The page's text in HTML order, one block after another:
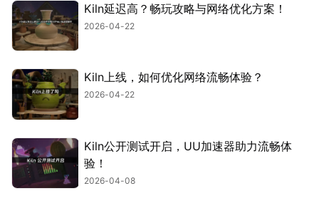
Kiln延迟高？畅玩攻略与网络优化方案！
2026-04-22
Kiln上线，如何优化网络流畅体验？
2026-04-22
Kiln公开测试开启，UU加速器助力流畅体
验！
2026-04-08